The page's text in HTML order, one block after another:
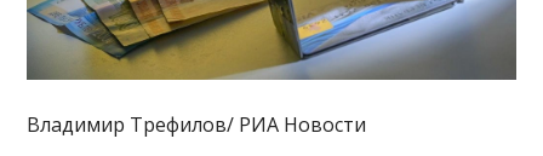
Владимир Трефилов/ РИА Новости